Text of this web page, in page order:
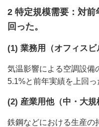
2 特定規模需要：対
回った。
(1) 業務用（オフィスビ
気温影響による空調設備
5.1%と前年実績を上回っ
(2) 産業用他（中・大規
鉄鋼などにおける生産の